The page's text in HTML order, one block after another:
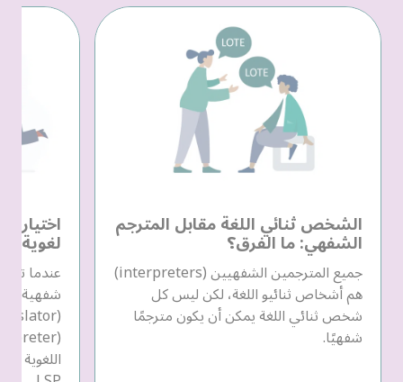
الشخص ثنائي اللغة مقابل المترجم
الشفهي: ما الفرق؟
جميع المترجمين الشفهيين (interpreters)
هم أشخاص ثنائيو اللغة، لكن ليس كل
شخص ثنائي اللغة يمكن أن يكون مترجمًا
شفهيًا.
اختيار
لغوية
عندما
شفهية،